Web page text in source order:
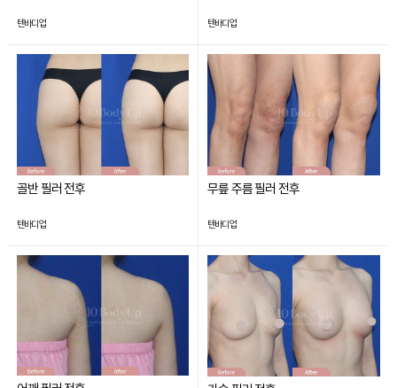
텐바디업 텐바디업
골반 필러 전후
텐바디업
무릎 주름 필러 전후
텐바디업